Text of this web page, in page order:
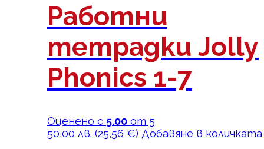
Работни
тетрадки Jolly
Phonics 1-7
Оценено с 5.00 от 5
50,00 лв. (25,56 €) Добавяне в количката